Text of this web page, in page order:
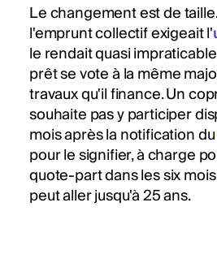
Le changement est de
l'emprunt collectif exigeait l'
le rendait quasi
prêt se vote à la même
travaux qu'il finance. Un
souhaite pas y participer
mois après la notification du
pour le signifier, à charge
quote-part dans les six
peut aller jusqu'à 25 ans.